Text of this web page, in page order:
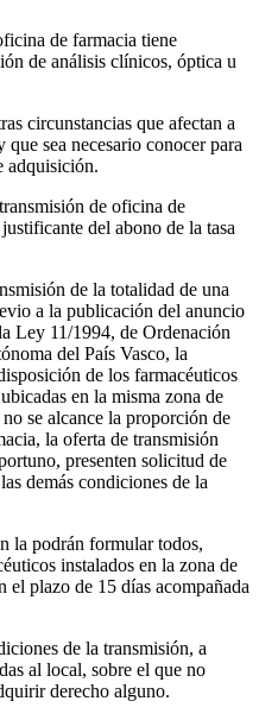
de farmacia tiene
de análisis clínicos, óptica u
circunstancias que afectan a
sea necesario conocer para
adquisición.
de oficina de
del abono de la tasa
de la totalidad de una
a la publicación del anuncio
Ley 11/1994, de Ordenación
del País Vasco, la
de los farmacéuticos
en la misma zona de
se alcance la proporción de
la oferta de transmisión
presenten solicitud de
demás condiciones de la
la podrán formular todos,
instalados en la zona de
el plazo de 15 días acompañada
de la transmisión, a
al local, sobre el que no
derecho alguno.